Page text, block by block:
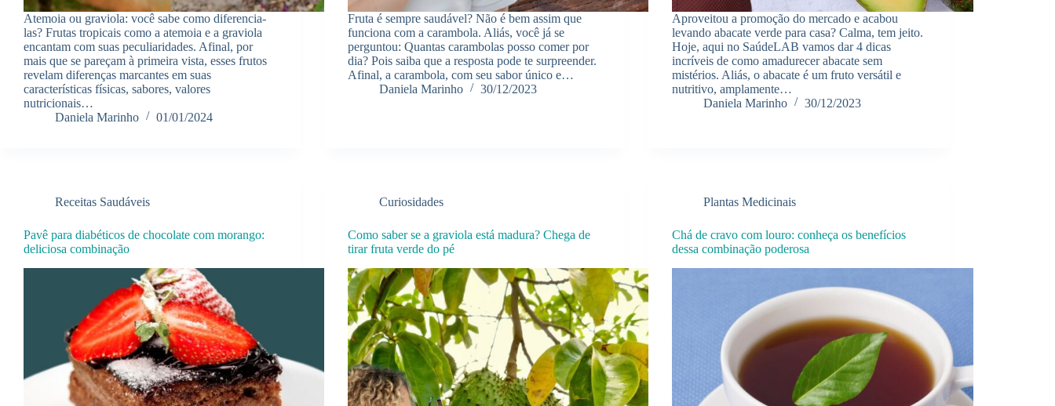
Atemoia ou graviola: você sabe como diferencia-
las? Frutas tropicais como a atemoia e a graviola
encantam com suas peculiaridades. Afinal, por
mais que se pareçam à primeira vista, esses frutos
revelam diferenças marcantes em suas
características físicas, sabores, valores
nutricionais…
Daniela Marinho
01/01/2024
Fruta é sempre saudável? Não é bem assim que
funciona com a carambola. Aliás, você já se
perguntou: Quantas carambolas posso comer por
dia? Pois saiba que a resposta pode te surpreender.
Afinal, a carambola, com seu sabor único e…
Daniela Marinho
30/12/2023
Aproveitou a promoção do mercado e acabou
levando abacate verde para casa? Calma, tem jeito.
Hoje, aqui no SaúdeLAB vamos dar 4 dicas
incríveis de como amadurecer abacate sem
mistérios. Aliás, o abacate é um fruto versátil e
nutritivo, amplamente…
Daniela Marinho
30/12/2023
Receitas Saudáveis
Pavê para diabéticos de chocolate com morango:
deliciosa combinação
Curiosidades
Como saber se a graviola está madura? Chega de
tirar fruta verde do pé
Plantas Medicinais
Chá de cravo com louro: conheça os benefícios
dessa combinação poderosa